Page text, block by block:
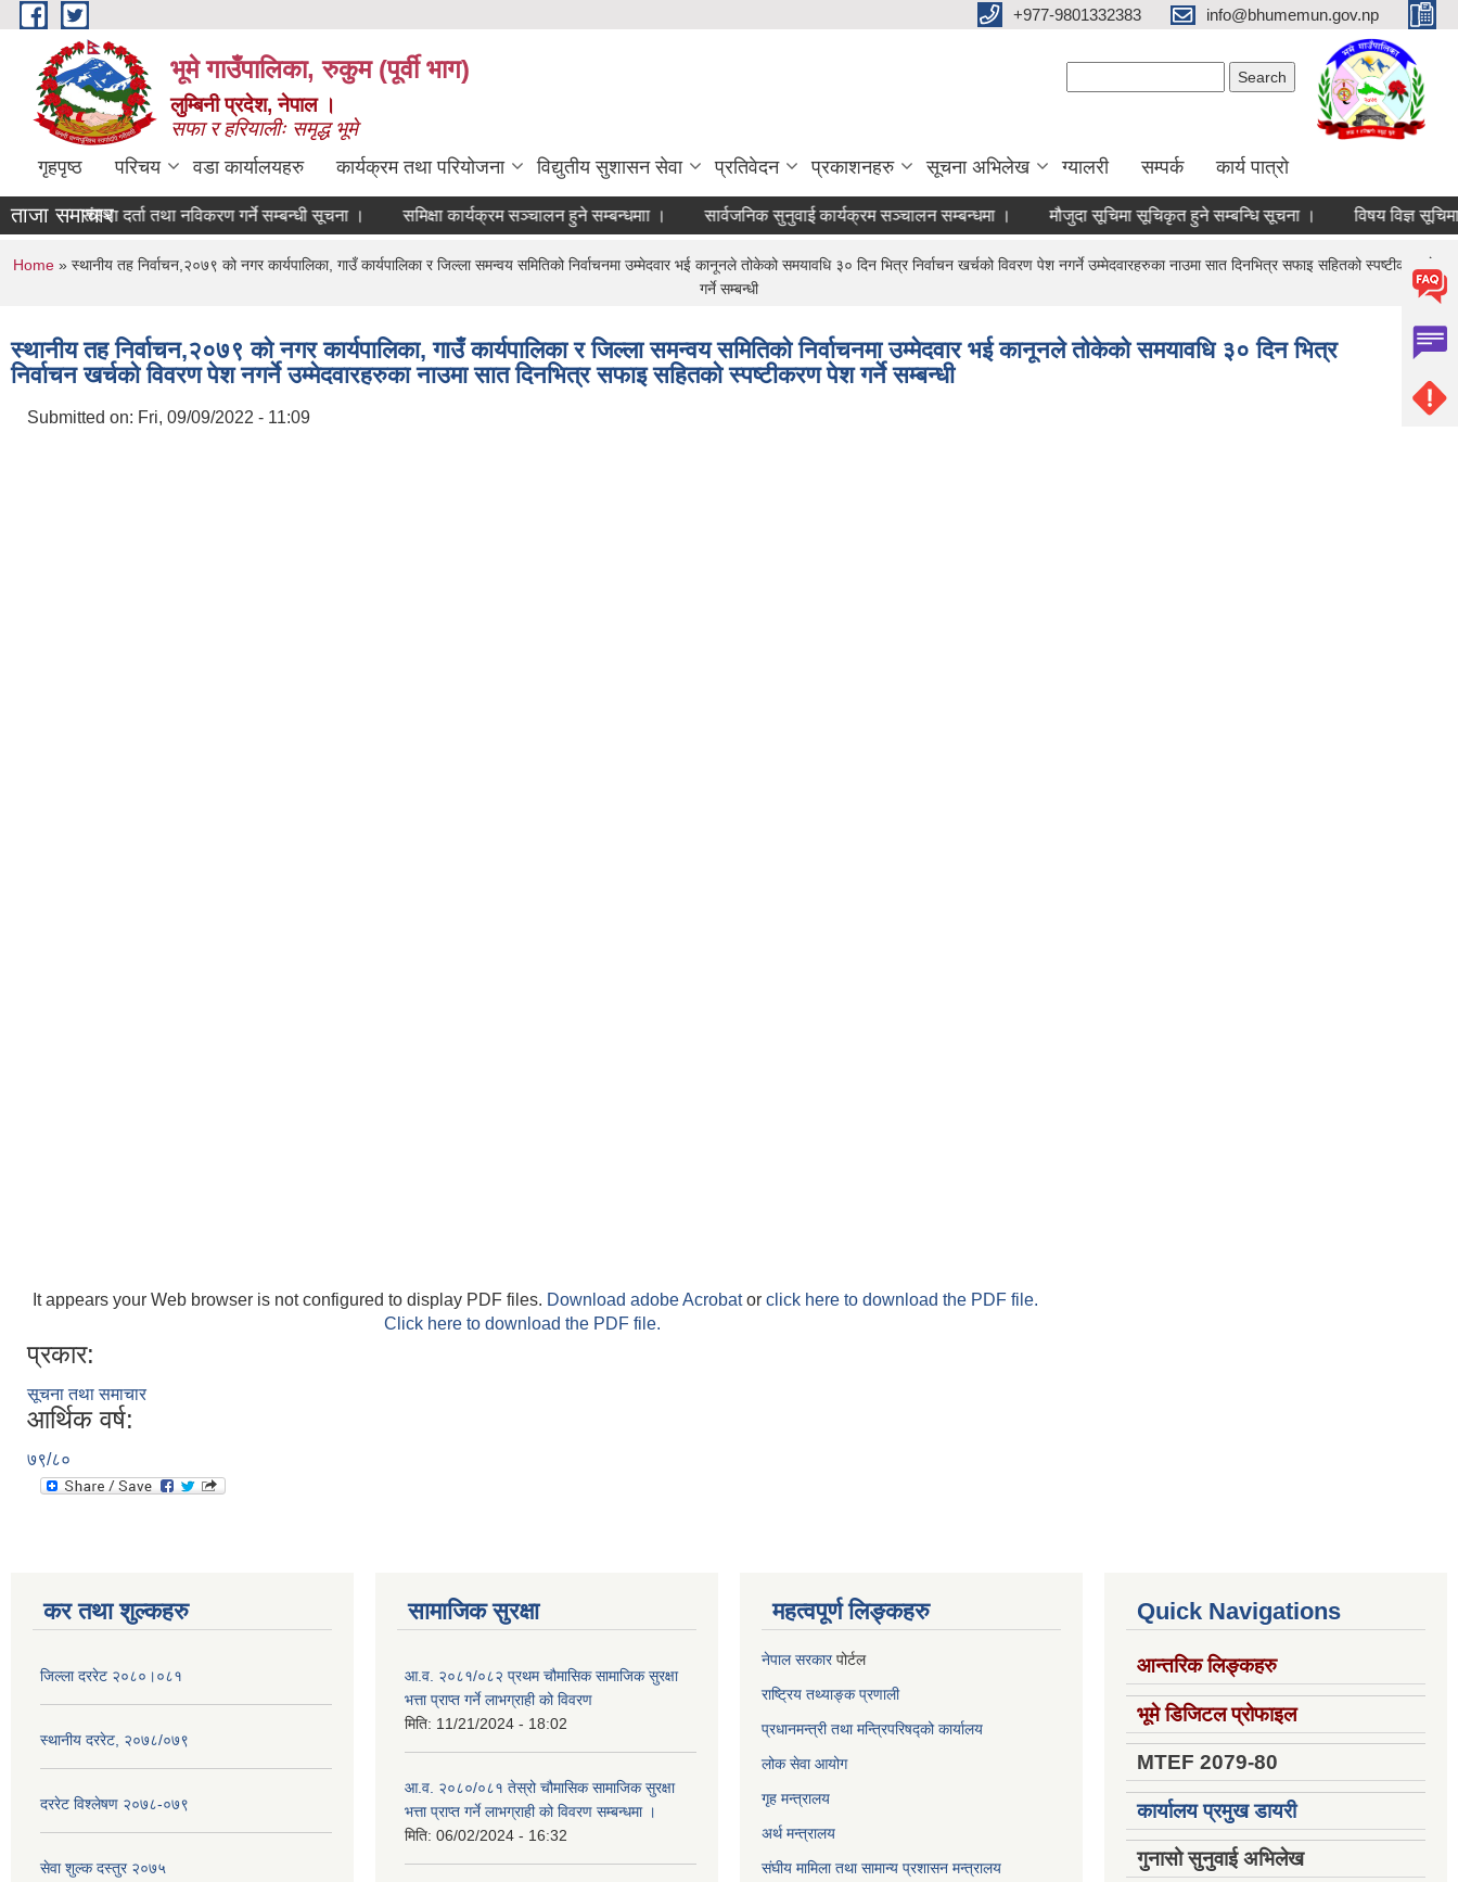
Skip to main content +977-9801332383 info@bhumemun.gov.np
भूमे गाउँपालिका, रुकुम (पूर्वी भाग)
लुम्बिनी प्रदेश, नेपाल ।
सफा र हरियालीः समृद्ध भूमे
गृहपृष्ठ परिचय वडा कार्यालयहरु कार्यक्रम तथा परियोजना विद्युतीय सुशासन सेवा प्रतिवेदन प्रकाशनहरु सूचना अभिलेख ग्यालरी सम्पर्क कार्य पात्रो
ताजा समाचार
संस्था दर्ता तथा नविकरण गर्ने सम्बन्धी सूचना । समिक्षा कार्यक्रम सञ्चालन हुने सम्बन्धमाा । सार्वजनिक सुनुवाई कार्यक्रम सञ्चालन सम्बन्धमा । मौजुदा सूचिमा सूचिकृत हुने सम्बन्धि सूचना ।
You are here
Home » स्थानीय तह निर्वाचन,२०७९ को नगर कार्यपालिका, गाउँ कार्यपालिका र जिल्ला समन्वय समितिको निर्वाचनमा उम्मेदवार भई कानूनले तोकेको समयावधि ३० दिन भित्र निर्वाचन खर्चको विवरण पेश नगर्ने उम्मेदवारहरुका नाउमा सात दिनभित्र सफाइ सहितको स्पष्टीकरण पेश
गर्ने सम्बन्धी
स्थानीय तह निर्वाचन,२०७९ को नगर कार्यपालिका, गाउँ कार्यपालिका र जिल्ला समन्वय समितिको निर्वाचनमा उम्मेदवार भई कानूनले तोकेको समयावधि ३० दिन भित्र
निर्वाचन खर्चको विवरण पेश नगर्ने उम्मेदवारहरुका नाउमा सात दिनभित्र सफाइ सहितको स्पष्टीकरण पेश गर्ने सम्बन्धी
Submitted on: Fri, 09/09/2022 - 11:09
It appears your Web browser is not configured to display PDF files. Download adobe Acrobator click here to download the PDF file.
Click here to download the PDF file.
प्रकार:
सूचना तथा समाचार
आर्थिक वर्ष:
७९/८०
कर तथा शुल्कहरु
जिल्ला दररेट २०८०।०८१
स्थानीय दररेट, २०७८/०७९
दररेट विश्लेषण २०७८-०७९
सेवा शुल्क दस्तुर २०७५
सामाजिक सुरक्षा
आ.व. २०८१/०८२ प्रथम चौमासिक सामाजिक सुरक्षा
भत्ता प्राप्त गर्ने लाभग्राही को विवरण
मिति: 11/21/2024 - 18:02
आ.व. २०८०/०८१ तेस्रो चौमासिक सामाजिक सुरक्षा
भत्ता प्राप्त गर्ने लाभग्राही को विवरण सम्बन्धमा ।
मिति: 06/02/2024 - 16:32
महत्वपूर्ण लिङ्कहरु
नेपाल सरकारपोर्टल
राष्ट्रिय तथ्याङ्क प्रणाली
प्रधानमन्त्री तथा मन्त्रिपरिषद्को कार्यालय
लोक सेवाआयोग
गृह मन्त्रालय
अर्थ मन्त्रालय
संघीय मामिला तथा सामान्य प्रशासन मन्त्रालय
Quick Navigations
आन्तरिक लिङ्कहरु
भूमे डिजिटल प्रोफाइल
MTEF 2079-80
कार्यालय प्रमुख डायरी
गुनासो सुनुवाई अभिलेख